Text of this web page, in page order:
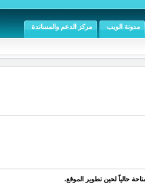
مدونة الويب مركز الدعم والمساندة
حالياً لحين تطوير الموقع.